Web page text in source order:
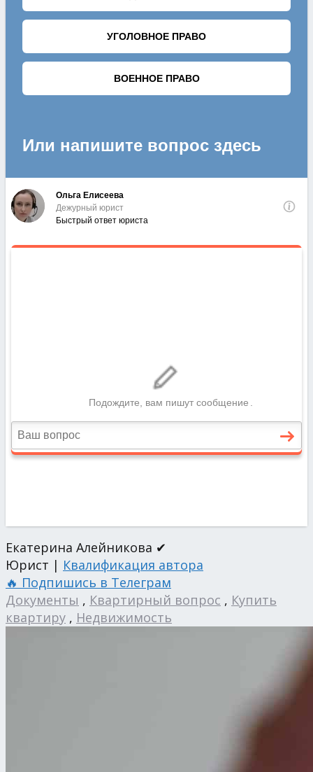
Екатерина Алейникова ✔
Юрист | Квалификация автора
🔥 Подпишись в Телеграм
Документы , Квартирный вопрос , Купить
квартиру , Недвижимость